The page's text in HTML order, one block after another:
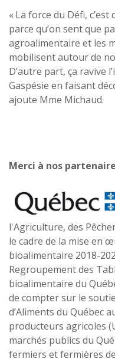
« La force du Défi,
parce qu’on sent que
agroalimentaire et les
mobilisent autour de
D’autre part, ça ravive
Gaspésie en faisant
ajoute Mme Michaud.
Merci à nos
l'Agriculture, des
le cadre de la mise en
bioalimentaire 2018-
Regroupement des
bioalimentaire du
de compter sur le
d’Aliments du Québec
producteurs agricoles
marchés publics du
fermiers et fermières